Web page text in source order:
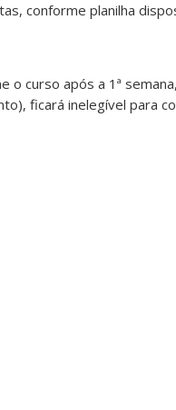
conforme planilha
o curso após a 1ª
ficará inelegível para